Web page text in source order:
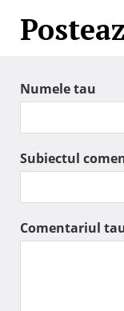
Numele tau
Subiectul
Comentariul